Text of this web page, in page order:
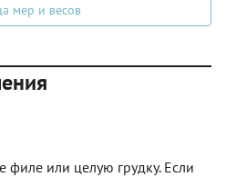
мер и весов
филе или целую грудку. Если